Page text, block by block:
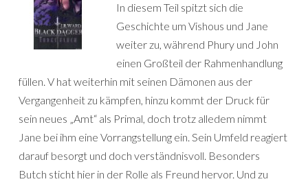
In diesem Teil spitzt sich die
Geschichte um Vishous und Jane
weiter zu, während Phury und John
einen Großteil der Rahmenhandlung
füllen. V hat weiterhin mit seinen Dämonen aus der
Vergangenheit zu kämpfen, hinzu kommt der Druck für
sein neues „Amt“ als Primal, doch trotz alledem nimmt
Jane bei ihm eine Vorrangstellung ein. Sein Umfeld reagiert
darauf besorgt und doch verständnisvoll. Besonders
Butch sticht hier in der Rolle als Freund hervor. Und zu